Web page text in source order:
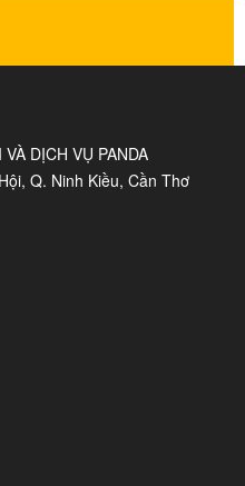
DỊCH VỤ PANDA
Q. Ninh Kiều, Cần Thơ